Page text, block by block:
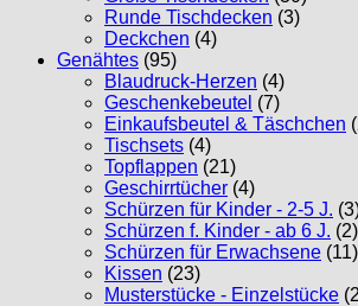
Runde Tischdecken (3)
Deckchen (4)
Genähtes (95)
Blaudruck-Herzen (4)
Geschenkebeutel (7)
Einkaufsbeutel & Täschchen
Tischsets (4)
Topflappen (21)
Geschirrtücher (4)
Schürzen für Kinder - 2-5 J.
Schürzen f. Kinder - ab 6 J. (2)
Schürzen für Erwachsene (11)
Kissen (23)
Musterstücke - Einzelstücke